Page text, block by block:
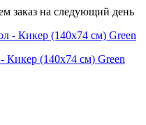
заказ на следующий день
(140х74 cм) Green